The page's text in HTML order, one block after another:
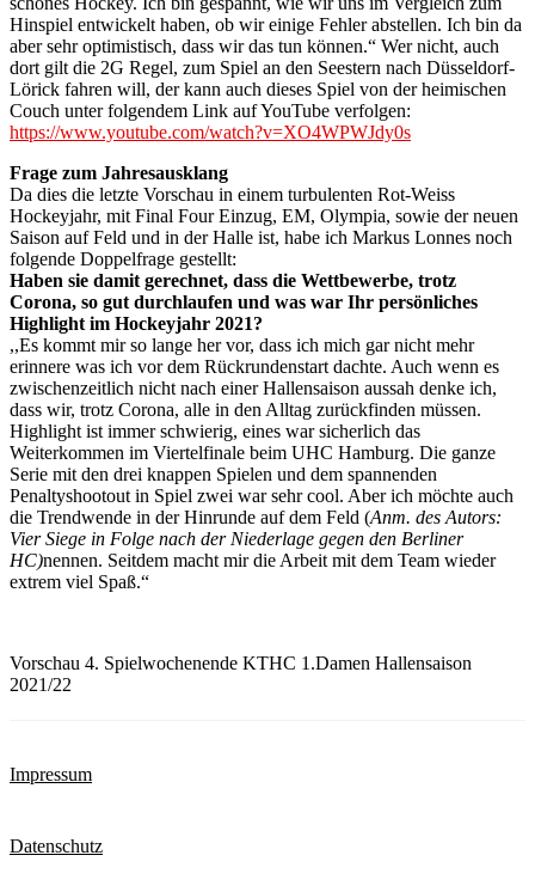
Hinspiel entwickelt haben, ob wir einige Fehler abstellen. Ich bin da
aber sehr optimistisch, dass wir das tun können.“ Wer nicht, auch
dort gilt die 2G Regel, zum Spiel an den Seestern nach Düsseldorf-
Lörick fahren will, der kann auch dieses Spiel von der heimischen
Couch unter folgendem Link auf YouTube verfolgen:
https://www.youtube.com/watch?v=XO4WPWJdy0s
Frage zum Jahresausklang
Da dies die letzte Vorschau in einem turbulenten Rot-Weiss
Hockeyjahr, mit Final Four Einzug, EM, Olympia, sowie der neuen
Saison auf Feld und in der Halle ist, habe ich Markus Lonnes noch
folgende Doppelfrage gestellt:
Haben sie damit gerechnet, dass die Wettbewerbe, trotz
Corona, so gut durchlaufen und was war Ihr persönliches
Highlight im Hockeyjahr 2021?
,,Es kommt mir so lange her vor, dass ich mich gar nicht mehr
erinnere was ich vor dem Rückrundenstart dachte. Auch wenn es
zwischenzeitlich nicht nach einer Hallensaison aussah denke ich,
dass wir, trotz Corona, alle in den Alltag zurückfinden müssen.
Highlight ist immer schwierig, eines war sicherlich das
Weiterkommen im Viertelfinale beim UHC Hamburg. Die ganze
Serie mit den drei knappen Spielen und dem spannenden
Penaltyshootout in Spiel zwei war sehr cool. Aber ich möchte auch
die Trendwende in der Hinrunde auf dem Feld (Anm. des Autors:
Vier Siege in Folge nach der Niederlage gegen den Berliner
HC)nennen. Seitdem macht mir die Arbeit mit dem Team wieder
extrem viel Spaß.“
Vorschau 4. Spielwochenende KTHC 1.Damen Hallensaison
2021/22
Impressum
Datenschutz